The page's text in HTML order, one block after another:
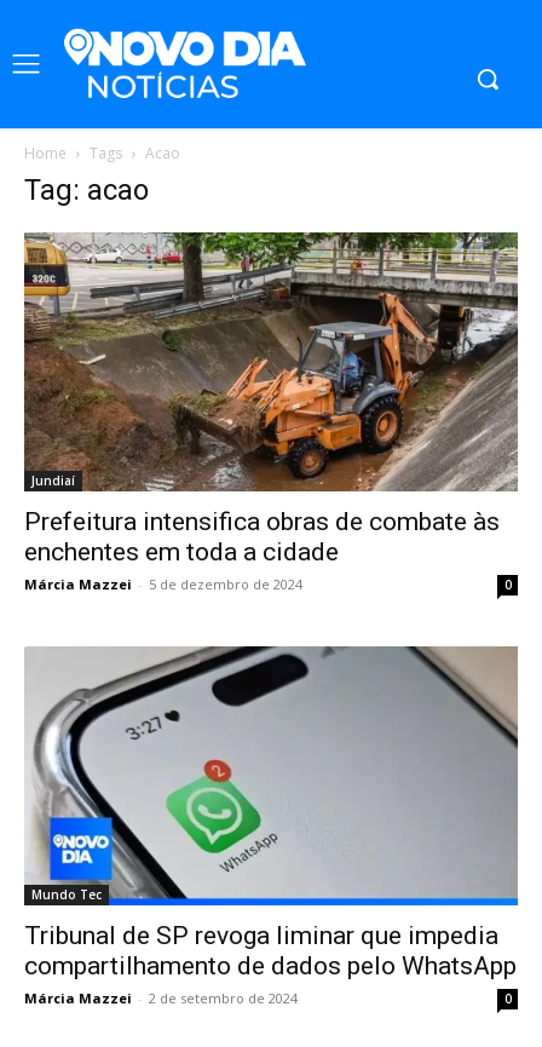
Home Tags Acao
Tag: acao
Jundiaí
Prefeitura intensifica obras de combate às
enchentes em toda a cidade
Márcia Mazzei - 5 de dezembro de 2024 0
Mundo Tec
Tribunal de SP revoga liminar que impedia
compartilhamento de dados pelo WhatsApp
Márcia Mazzei - 2 de setembro de 2024 0